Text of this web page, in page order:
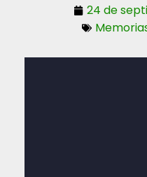
24 de